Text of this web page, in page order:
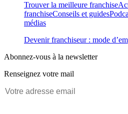
Trouver la meilleure franchise
franchiseConseils et guides
médias
Devenir franchiseur : mode
Abonnez-vous à la newsletter
Renseignez votre mail